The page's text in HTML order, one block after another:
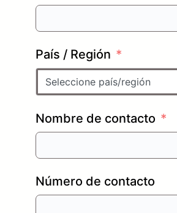
País / Región
Seleccione país/región
Nombre de contacto
Número de contacto